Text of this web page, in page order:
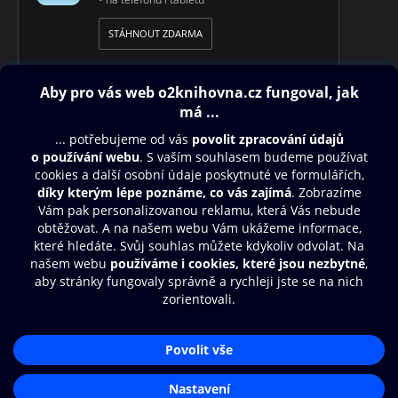
STÁHNOUT ZDARMA
Obsah ke stažení
Moje O2 Knihovna
Další zábava
© O2 Czech Republic a.s.
Přístupnost
Zásady zpracování osobních údajůAplikace O2 Knihovna
Čti a poslouchej své e-knihy a